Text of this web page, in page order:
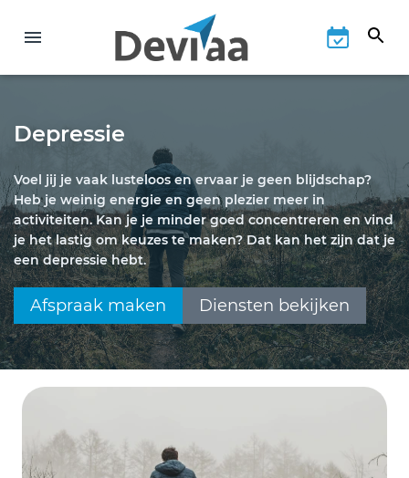
Depressie
Voel jij je vaak lusteloos en ervaar je geen blijdschap?
Heb je weinig energie en geen plezier meer in
activiteiten. Kan je je minder goed concentreren en vind
je het lastig om keuzes te maken? Dat kan het zijn dat je
een depressie hebt.
Afspraak maken Diensten bekijken